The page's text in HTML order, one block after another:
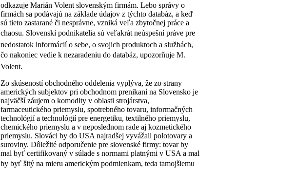
odkazuje Marián Volent slovenským firmám. Lebo správy o
firmách sa podávajú na základe údajov z týchto databáz, a keď
sú tieto zastarané či nesprávne, vzniká veľa zbytočnej práce a
chaosu. Slovenskí podnikatelia sú veľakrát neúspešní práve pre
nedostatok informácií o sebe, o svojich produktoch a službách,
čo nakoniec vedie k nezaradeniu do databáz, upozorňuje M.
Volent.
Zo skúseností obchodného oddelenia vyplýva, že zo strany
amerických subjektov pri obchodnom prenikaní na Slovensko je
najväčší záujem o komodity v oblasti strojárstva,
farmaceutického priemyslu, spotrebného tovaru, informačných
technológií a technológií pre energetiku, textilného priemyslu,
chemického priemyslu a v neposlednom rade aj kozmetického
priemyslu. Slováci by do USA najradšej vyvážali polotovary a
suroviny. Dôležité odporučenie pre slovenské firmy: tovar by
mal byť certifikovaný v súlade s normami platnými v USA a mal
by byť šitý na mieru americkým podmienkam, teda tamojšiemu